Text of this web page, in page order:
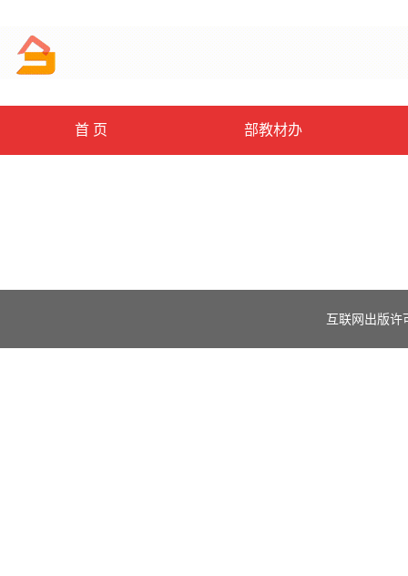
首 页 部教材办
互联网出版许